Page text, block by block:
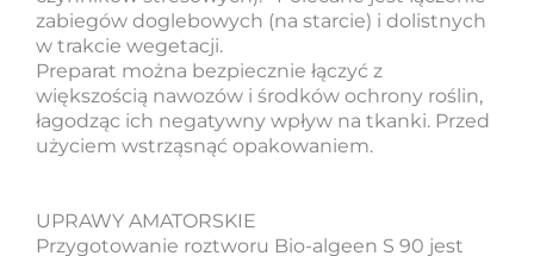
zabiegów doglebowych (na starcie) i dolistnych
w trakcie wegetacji.
Preparat można bezpiecznie łączyć z
większością nawozów i środków ochrony roślin,
łagodząc ich negatywny wpływ na tkanki. Przed
użyciem wstrząsnąć opakowaniem.
UPRAWY AMATORSKIE
Przygotowanie roztworu Bio-algeen S 90 jest